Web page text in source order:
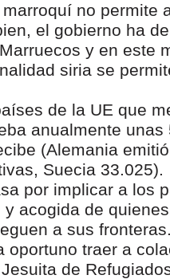
no permite
el gobierno ha
y en este
siria se
de la UE que
anualmente unas
(Alemania
Suecia 33.025).
por implicar a los
acogida de
a sus
oportuno traer a
de